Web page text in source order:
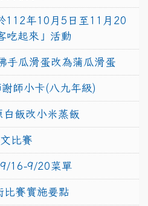
112年10月5日至11月20
吃起來」活動
手瓜滑蛋改為蒲瓜滑蛋
師小卡(八九年級)
飯改小米蒸飯
比賽
16-9/20菜單
比賽實施要點